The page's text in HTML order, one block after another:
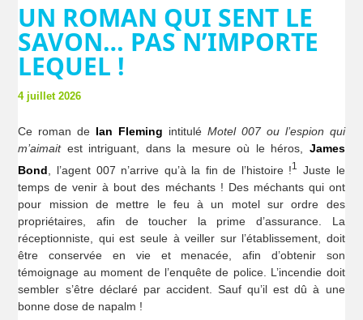
UN ROMAN QUI SENT LE
SAVON… PAS N’IMPORTE
LEQUEL !
4 juillet 2026
Ce roman de Ian Fleming intitulé Motel 007 ou l’espion qui
m’aimaitest intriguant, dans la mesure où le héros, James
Bond , l’agent 007 n’arrive qu’à la fin de l’histoire !1
Juste le
temps de venir à bout des méchants ! Des méchants qui ont
pour mission de mettre le feu à un motel sur ordre des
propriétaires, afin de toucher la prime d’assurance. La
réceptionniste, qui est seule à veiller sur l’établissement, doit
être conservée en vie et menacée, afin d’obtenir son
témoignage au moment de l’enquête de police. L’incendie doit
sembler s’être déclaré par accident. Sauf qu’il est dû à une
bonne dose de napalm !